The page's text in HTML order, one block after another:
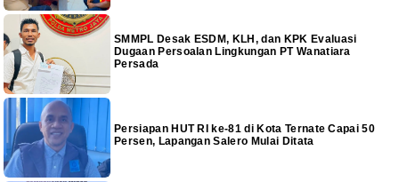
SMMPL Desak ESDM, KLH, dan KPK Evaluasi
Dugaan Persoalan Lingkungan PT Wanatiara
Persada
Persiapan HUT RI ke-81 di Kota Ternate Capai 50
Persen, Lapangan Salero Mulai Ditata